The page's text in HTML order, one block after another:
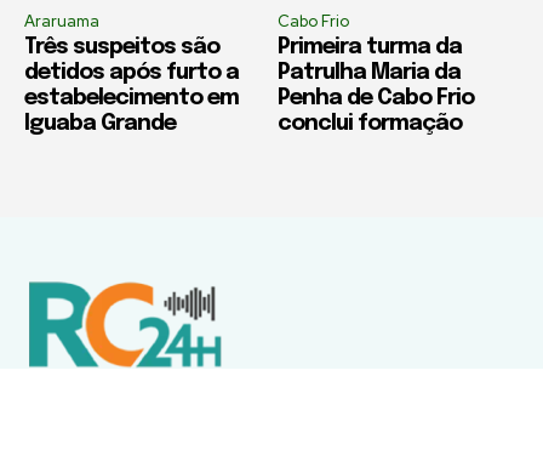
Araruama
Três suspeitos são
detidos após furto a
estabelecimento em
Iguaba Grande
Cabo Frio
Primeira turma da
Patrulha Maria da
Penha de Cabo Frio
conclui formação